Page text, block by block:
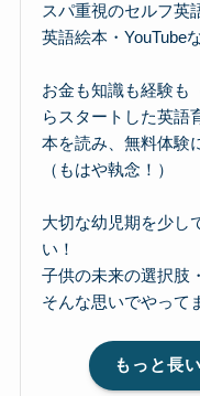
スパ重視のセルフ英
英語絵本・YouTube
お金も知識も経験も
らスタートした英語
本を読み、無料体験
（もはや執念！）
大切な幼児期を少し
い！
子供の未来の選択肢
そんな思いでやって
もっと長